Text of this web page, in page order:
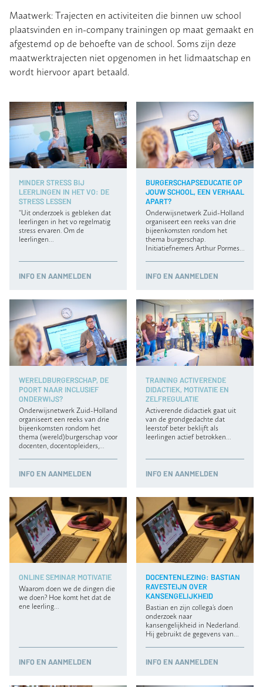
Maatwerk: Trajecten en activiteiten die binnen uw school
plaatsvinden en in-company trainingen op maat gemaakt en
afgestemd op de behoefte van de school. Soms zijn deze
maatwerktrajecten niet opgenomen in het lidmaatschap en
wordt hiervoor apart betaald.
MINDER STRESS BIJ
LEERLINGEN IN HET VO: DE
STRESS LESSEN
“Uit onderzoek is gebleken dat
leerlingen in het vo regelmatig
stress ervaren. Om de
leerlingen…
INFO EN AANMELDEN
BURGERSCHAPSEDUCATIE OP
JOUW SCHOOL, EEN VERHAAL
APART?
Onderwijsnetwerk Zuid-Holland
organiseert een reeks van drie
bijeenkomsten rondom het
thema burgerschap.
Initiatiefnemers Arthur Pormes…
INFO EN AANMELDEN
WERELDBURGERSCHAP, DE
POORT NAAR INCLUSIEF
ONDERWIJS?
Onderwijsnetwerk Zuid-Holland
organiseert een reeks van drie
bijeenkomsten rondom het
thema (wereld)burgerschap voor
docenten, docentopleiders,…
INFO EN AANMELDEN
TRAINING ACTIVERENDE
DIDACTIEK, MOTIVATIE EN
ZELFREGULATIE
Activerende didactiek gaat uit
van de grondgedachte dat
leerstof beter beklijft als
leerlingen actief betrokken…
INFO EN AANMELDEN
ONLINE SEMINAR MOTIVATIE
Waarom doen we de dingen die
we doen? Hoe komt het dat de
ene leerling…
INFO EN AANMELDEN
DOCENTENLEZING: BASTIAN
RAVESTEIJN OVER
KANSENGELIJKHEID
Bastian en zijn collega’s doen
onderzoek naar
kansengelijkheid in Nederland.
Hij gebruikt de gegevens van…
INFO EN AANMELDEN